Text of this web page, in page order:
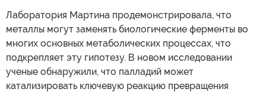
Лаборатория Мартина продемонстрировала, что
металлы могут заменять биологические ферменты во
многих основных метаболических процессах, что
подкрепляет эту гипотезу. В новом исследовании
ученые обнаружили, что палладий может
катализировать ключевую реакцию превращения